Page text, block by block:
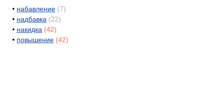
• набавление (7)
• надбавка (22)
• накидка (42)
• повышение (42)